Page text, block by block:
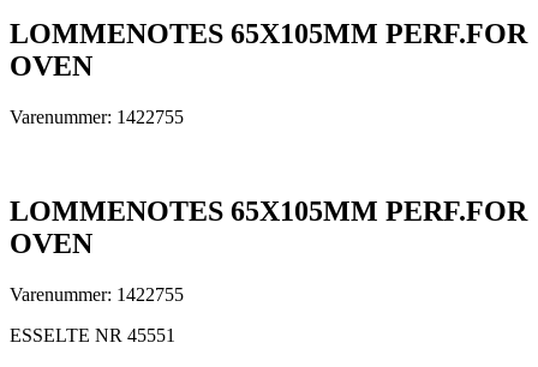
LOMMENOTES 65X105MM PERF.FOR
OVEN
Varenummer: 1422755
LOMMENOTES 65X105MM PERF.FOR
OVEN
Varenummer: 1422755
ESSELTE NR 45551